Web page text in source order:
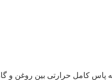
پاس کامل حرارتی بین روغن